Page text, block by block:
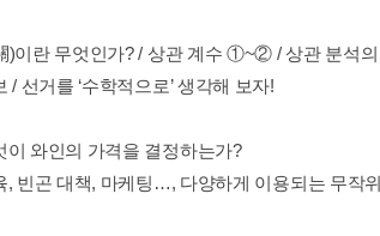
)이란 무엇인가? / 상관 계수 ①~② / 상관 분석
/ 선거를 ‘수학적으로’ 생각해 보자!
이 와인의 가격을 결정하는가?
, 빈곤 대책, 마케팅…, 다양하게 이용되는 무작